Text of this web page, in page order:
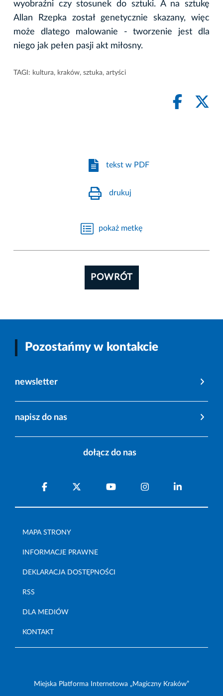
wyobraźni czy stosunek do sztuki. A na sztukę
Allan Rzepka został genetycznie skazany, więc
może dlatego malowanie - tworzenie jest dla
niego jak pełen pasji akt miłosny.
TAGI: kultura, kraków, sztuka, artyści
tekst w PDF
drukuj
pokaż metkę
POWRÓT
Pozostańmy w kontakcie
newsletter
napisz do nas
dołącz do nas
MAPA STRONY
INFORMACJE PRAWNE
DEKLARACJA DOSTĘPNOŚCI
RSS
DLA MEDIÓW
KONTAKT
Miejska Platforma Internetowa „Magiczny Kraków”